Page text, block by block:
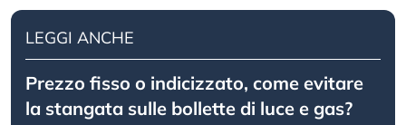
LEGGI ANCHE
Prezzo fisso o indicizzato, come evitare
la stangata sulle bollette di luce e gas?